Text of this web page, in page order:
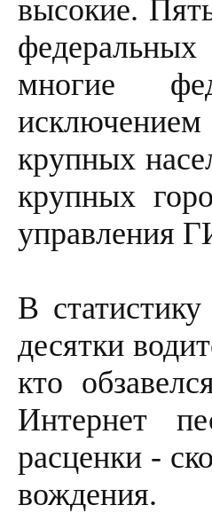
высокие.
многие
крупных
крупных
управления
В
десятки
кто
Интернет
расценки -
вождения.